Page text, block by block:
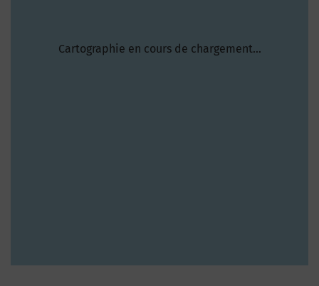
Cartographie en cours de chargement...